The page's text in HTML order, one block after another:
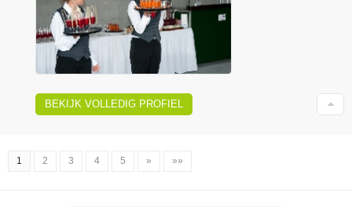
BEKIJK VOLLEDIG PROFIEL
1 2 3 4 5 » »»